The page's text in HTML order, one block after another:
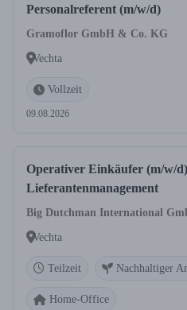
Personalreferent (m/w/d)
Gramoflor GmbH & Co. KG
Vechta
Vollzeit
09.08.2026
Operativer Einkäufer (m/w/
Lieferantenmanagement
Big Dutchman International
Vechta
Teilzeit Nachhaltiger
Home-Office